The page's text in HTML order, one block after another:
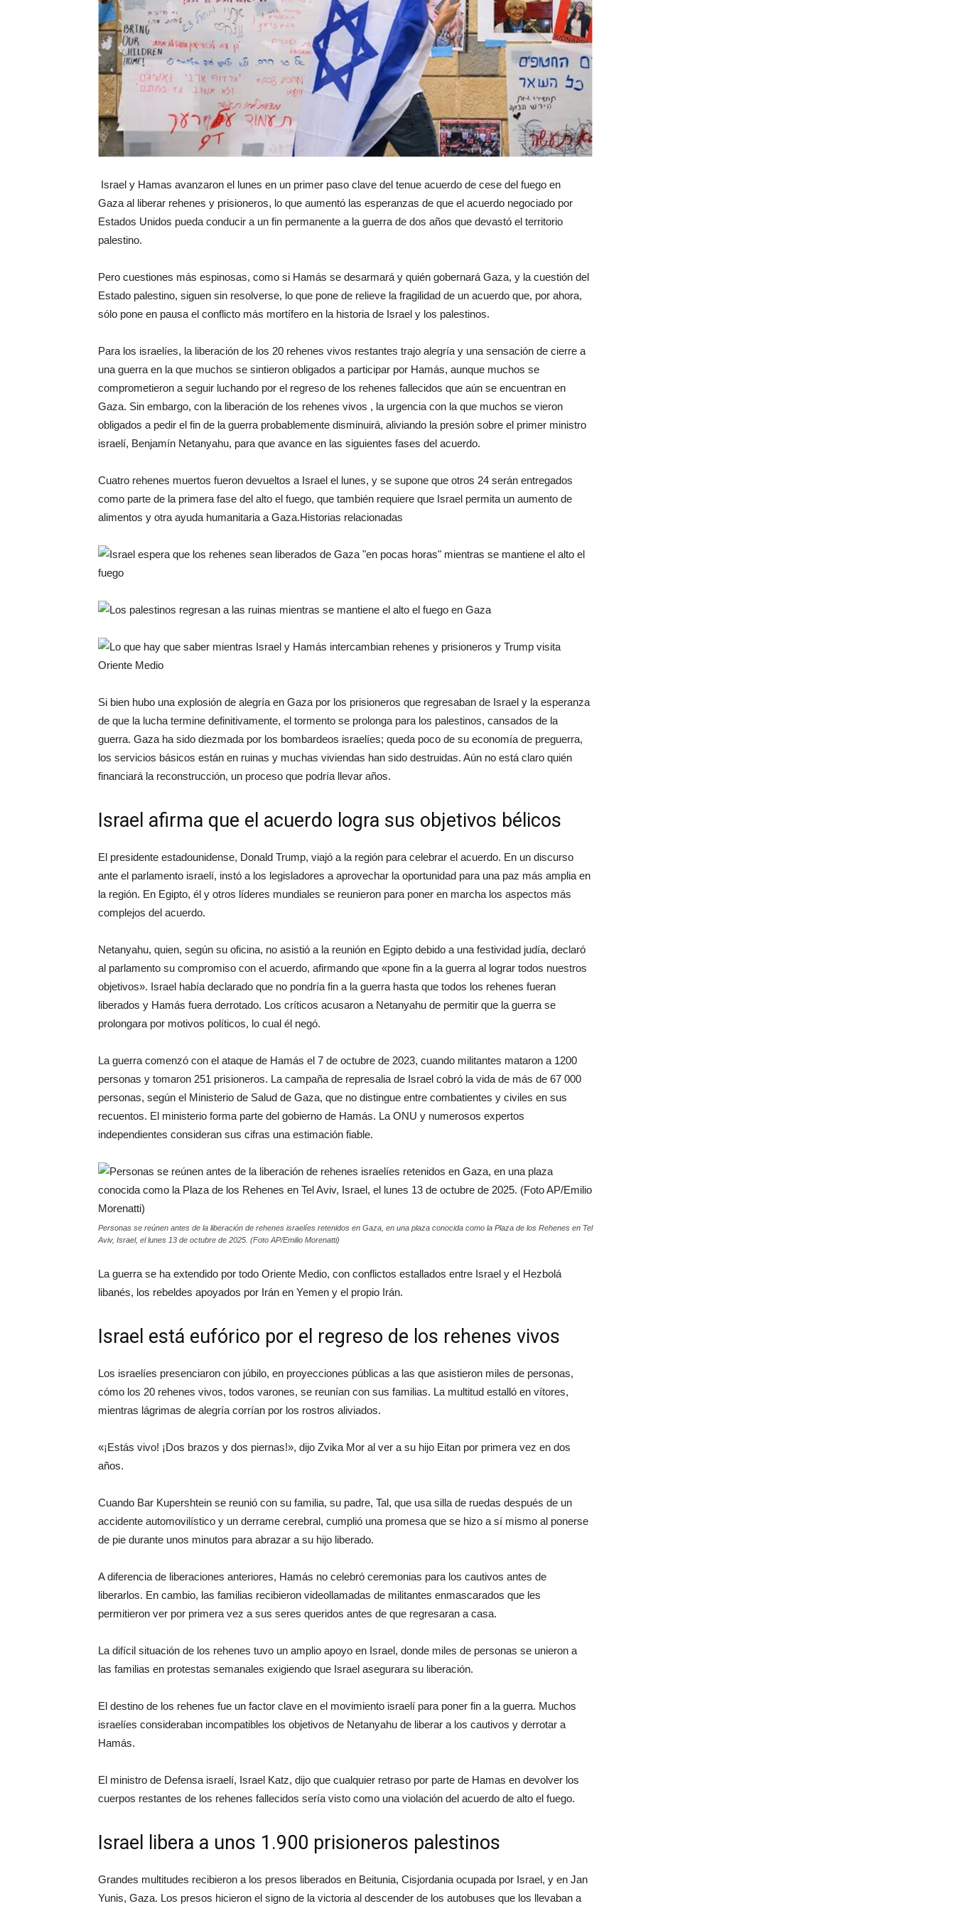
Israel y Hamas avanzaron el lunes en un primer paso clave del tenue acuerdo de cese del fuego en
Gaza al liberar rehenes y prisioneros, lo que aumentó las esperanzas de que el acuerdo negociado por
Estados Unidos pueda conducir a un fin permanente a la guerra de dos años que devastó el territorio
palestino.
Pero cuestiones más espinosas, como si Hamás se desarmará y quién gobernará Gaza, y la cuestión del
Estado palestino, siguen sin resolverse, lo que pone de relieve la fragilidad de un acuerdo que, por ahora,
sólo pone en pausa el conflicto más mortífero en la historia de Israel y los palestinos.
Para los israelíes, la liberación de los 20 rehenes vivos restantes trajo alegría y una sensación de cierre a
una guerra en la que muchos se sintieron obligados a participar por Hamás, aunque muchos se
comprometieron a seguir luchando por el regreso de los rehenes fallecidos que aún se encuentran en
Gaza. Sin embargo, con la liberación de los rehenes vivos , la urgencia con la que muchos se vieron
obligados a pedir el fin de la guerra probablemente disminuirá, aliviando la presión sobre el primer ministro
israelí, Benjamín Netanyahu, para que avance en las siguientes fases del acuerdo.
Cuatro rehenes muertos fueron devueltos a Israel el lunes, y se supone que otros 24 serán entregados
como parte de la primera fase del alto el fuego, que también requiere que Israel permita un aumento de
alimentos y otra ayuda humanitaria a Gaza.Historias relacionadas
Si bien hubo una explosión de alegría en Gaza por los prisioneros que regresaban de Israel y la esperanza
de que la lucha termine definitivamente, el tormento se prolonga para los palestinos, cansados ​​de la
guerra. Gaza ha sido diezmada por los bombardeos israelíes; queda poco de su economía de preguerra,
los servicios básicos están en ruinas y muchas viviendas han sido destruidas. Aún no está claro quién
financiará la reconstrucción, un proceso que podría llevar años.
Israel afirma que el acuerdo logra sus objetivos bélicos
El presidente estadounidense, Donald Trump, viajó a la región para celebrar el acuerdo. En un discurso
ante el parlamento israelí, instó a los legisladores a aprovechar la oportunidad para una paz más amplia en
la región. En Egipto, él y otros líderes mundiales se reunieron para poner en marcha los aspectos más
complejos del acuerdo.
Netanyahu, quien, según su oficina, no asistió a la reunión en Egipto debido a una festividad judía, declaró
al parlamento su compromiso con el acuerdo, afirmando que «pone fin a la guerra al lograr todos nuestros
objetivos». Israel había declarado que no pondría fin a la guerra hasta que todos los rehenes fueran
liberados y Hamás fuera derrotado. Los críticos acusaron a Netanyahu de permitir que la guerra se
prolongara por motivos políticos, lo cual él negó.
La guerra comenzó con el ataque de Hamás el 7 de octubre de 2023, cuando militantes mataron a 1200
personas y tomaron 251 prisioneros. La campaña de represalia de Israel cobró la vida de más de 67 000
personas, según el Ministerio de Salud de Gaza, que no distingue entre combatientes y civiles en sus
recuentos. El ministerio forma parte del gobierno de Hamás. La ONU y numerosos expertos
independientes consideran sus cifras una estimación fiable.
Personas se reúnen antes de la liberación de rehenes israelíes retenidos en Gaza, en una plaza conocida como la Plaza de los Rehenes en Tel
Aviv, Israel, el lunes 13 de octubre de 2025. (Foto AP/Emilio Morenatti)
La guerra se ha extendido por todo Oriente Medio, con conflictos estallados entre Israel y el Hezbolá
libanés, los rebeldes apoyados por Irán en Yemen y el propio Irán.
Israel está eufórico por el regreso de los rehenes vivos
Los israelíes presenciaron con júbilo, en proyecciones públicas a las que asistieron miles de personas,
cómo los 20 rehenes vivos, todos varones, se reunían con sus familias. La multitud estalló en vítores,
mientras lágrimas de alegría corrían por los rostros aliviados.
«¡Estás vivo! ¡Dos brazos y dos piernas!», dijo Zvika Mor al ver a su hijo Eitan por primera vez en dos
años.
Cuando Bar Kupershtein se reunió con su familia, su padre, Tal, que usa silla de ruedas después de un
accidente automovilístico y un derrame cerebral, cumplió una promesa que se hizo a sí mismo al ponerse
de pie durante unos minutos para abrazar a su hijo liberado.
A diferencia de liberaciones anteriores, Hamás no celebró ceremonias para los cautivos antes de
liberarlos. En cambio, las familias recibieron videollamadas de militantes enmascarados que les
permitieron ver por primera vez a sus seres queridos antes de que regresaran a casa.
La difícil situación de los rehenes tuvo un amplio apoyo en Israel, donde miles de personas se unieron a
las familias en protestas semanales exigiendo que Israel asegurara su liberación.
El destino de los rehenes fue un factor clave en el movimiento israelí para poner fin a la guerra. Muchos
israelíes consideraban incompatibles los objetivos de Netanyahu de liberar a los cautivos y derrotar a
Hamás.
El ministro de Defensa israelí, Israel Katz, dijo que cualquier retraso por parte de Hamas en devolver los
cuerpos restantes de los rehenes fallecidos sería visto como una violación del acuerdo de alto el fuego.
Israel libera a unos 1.900 prisioneros palestinos
Grandes multitudes recibieron a los presos liberados en Beitunia, Cisjordania ocupada por Israel, y en Jan
Yunis, Gaza. Los presos hicieron el signo de la victoria al descender de los autobuses que los llevaban a